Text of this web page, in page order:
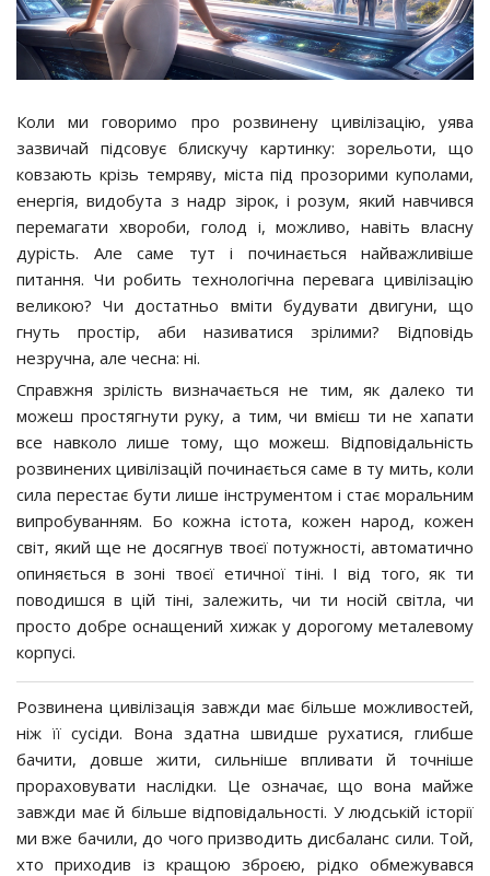
Коли ми говоримо про розвинену цивілізацію, уява
зазвичай підсовує блискучу картинку: зорельоти, що
ковзають крізь темряву, міста під прозорими куполами,
енергія, видобута з надр зірок, і розум, який навчився
перемагати хвороби, голод і, можливо, навіть власну
дурість. Але саме тут і починається найважливіше
питання. Чи робить технологічна перевага цивілізацію
великою? Чи достатньо вміти будувати двигуни, що
гнуть простір, аби називатися зрілими? Відповідь
незручна, але чесна: ні.
Справжня зрілість визначається не тим, як далеко ти
можеш простягнути руку, а тим, чи вмієш ти не хапати
все навколо лише тому, що можеш. Відповідальність
розвинених цивілізацій починається саме в ту мить, коли
сила перестає бути лише інструментом і стає моральним
випробуванням. Бо кожна істота, кожен народ, кожен
світ, який ще не досягнув твоєї потужності, автоматично
опиняється в зоні твоєї етичної тіні. І від того, як ти
поводишся в цій тіні, залежить, чи ти носій світла, чи
просто добре оснащений хижак у дорогому металевому
корпусі.
Розвинена цивілізація завжди має більше можливостей,
ніж її сусіди. Вона здатна швидше рухатися, глибше
бачити, довше жити, сильніше впливати й точніше
прораховувати наслідки. Це означає, що вона майже
завжди має й більше відповідальності. У людській історії
ми вже бачили, до чого призводить дисбаланс сили. Той,
хто приходив із кращою зброєю, рідко обмежувався